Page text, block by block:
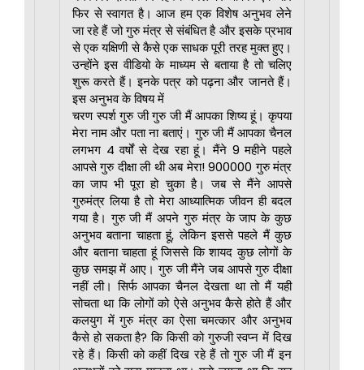
फिर से स्वागत है। आज हम एक विशेष अनुभव लेने
जा रहे हैं जो गुरु मंत्र से संबंधित है और इसके प्रभाव
से एक यक्षिणी से कैसे एक साधक पूरी तरह मुक्त हुए।
उन्होंने इस वीडियो के माध्यम से बताया है तो चलिए
शुरू करते हैं। इनके पत्र को पढ़ना और जानते हैं।
इस अनुभव के विषय में
चरण स्पर्श गुरु जी गुरु जी मैं आपका शिष्य हूं। कृपया
मेरा नाम और पता ना बताएं। गुरु जी मैं आपका चैनल
लगभग 4 वर्षों से देख रहा हूं। मैंने 9 महीने पहले
आपसे गुरु दीक्षा ली थी अब मेरा! 900000 गुरु मंत्र
का जाप भी पूरा हो चुका है। जब से मैंने आपसे
गुरुमंत्र लिया है तो मेरा आध्यात्मिक जीवन ही बदल
गया है। गुरु जी मैं अपने गुरु मंत्र के जाप के कुछ
अनुभव बताना चाहता हूं, लेकिन इससे पहले मैं कुछ
और बताना चाहता हूं जिससे कि शायद कुछ लोगों के
कुछ समझ में आए। गुरु जी मैंने जब आपसे गुरु दीक्षा
नहीं ली। सिर्फ आपका चैनल देखता था तो मैं यही
सोचता था कि लोगों को ऐसे अनुभव कैसे होते हैं और
कलयुग में गुरु मंत्र का ऐसा चमत्कार और अनुभव
कैसे हो सकता है? कि किसी को गुरुजी स्वप्न में दिख
रहे हैं। किसी को कहीं दिख रहे हैं तो गुरु जी मैं इन